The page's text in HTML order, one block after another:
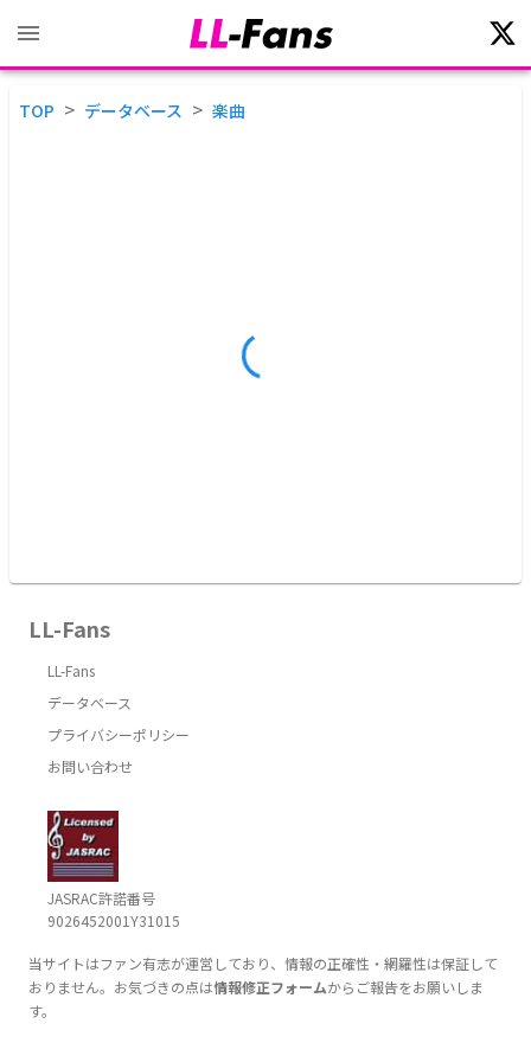
TOP > データベース > 楽曲
LL-Fans
LL-Fans
データベース
プライバシーポリシー
お問い合わせ
JASRAC許諾番号
9026452001Y31015
当サイトはファン有志が運営しており、情報の正確性・網羅性は保証して
おりません。お気づきの点は情報修正フォームからご報告をお願いしま
す。